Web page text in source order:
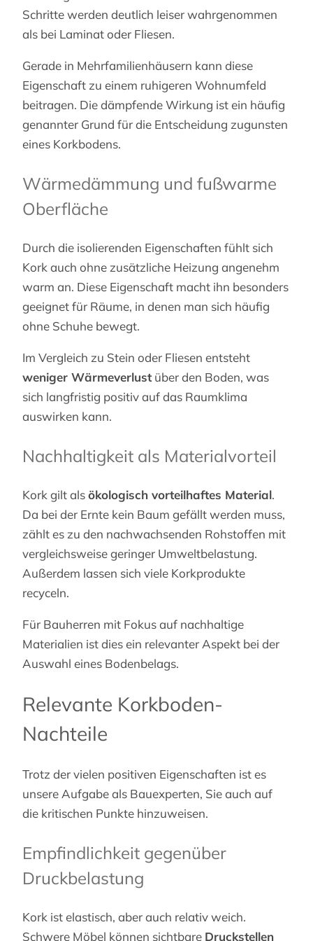
Schritte werden deutlich leiser wahrgenommen
als bei Laminat oder Fliesen.
Gerade in Mehrfamilienhäusern kann diese
Eigenschaft zu einem ruhigeren Wohnumfeld
beitragen. Die dämpfende Wirkung ist ein häufig
genannter Grund für die Entscheidung zugunsten
eines Korkbodens.
Wärmedämmung und fußwarme
Oberfläche
Durch die isolierenden Eigenschaften fühlt sich
Kork auch ohne zusätzliche Heizung angenehm
warm an. Diese Eigenschaft macht ihn besonders
geeignet für Räume, in denen man sich häufig
ohne Schuhe bewegt.
Im Vergleich zu Stein oder Fliesen entsteht
weniger Wärmeverlustüber den Boden, was
sich langfristig positiv auf das Raumklima
auswirken kann.
Nachhaltigkeit als Materialvorteil
Kork gilt alsökologisch vorteilhaftes Material.
Da bei der Ernte kein Baum gefällt werden muss,
zählt es zu den nachwachsenden Rohstoffen mit
vergleichsweise geringer Umweltbelastung.
Außerdem lassen sich viele Korkprodukte
recyceln.
Für Bauherren mit Fokus auf nachhaltige
Materialien ist dies ein relevanter Aspekt bei der
Auswahl eines Bodenbelags.
Relevante Korkboden-
Nachteile
Trotz der vielen positiven Eigenschaften ist es
unsere Aufgabe als Bauexperten, Sie auch auf
die kritischen Punkte hinzuweisen.
Empfindlichkeit gegenüber
Druckbelastung
Kork ist elastisch, aber auch relativ weich.
Schwere Möbel können sichtbare Druckstellen